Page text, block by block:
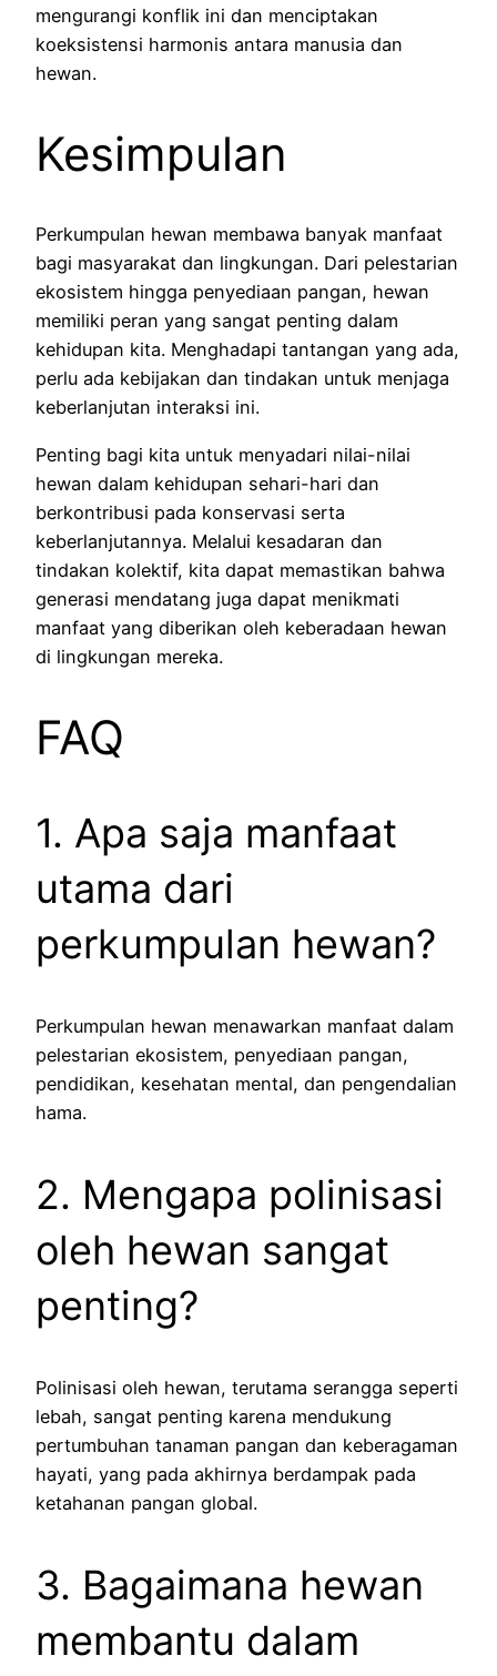
mengurangi konflik ini dan menciptakan
koeksistensi harmonis antara manusia dan
hewan.
Kesimpulan
Perkumpulan hewan membawa banyak manfaat
bagi masyarakat dan lingkungan. Dari pelestarian
ekosistem hingga penyediaan pangan, hewan
memiliki peran yang sangat penting dalam
kehidupan kita. Menghadapi tantangan yang ada,
perlu ada kebijakan dan tindakan untuk menjaga
keberlanjutan interaksi ini.
Penting bagi kita untuk menyadari nilai-nilai
hewan dalam kehidupan sehari-hari dan
berkontribusi pada konservasi serta
keberlanjutannya. Melalui kesadaran dan
tindakan kolektif, kita dapat memastikan bahwa
generasi mendatang juga dapat menikmati
manfaat yang diberikan oleh keberadaan hewan
di lingkungan mereka.
FAQ
1. Apa saja manfaat
utama dari
perkumpulan hewan?
Perkumpulan hewan menawarkan manfaat dalam
pelestarian ekosistem, penyediaan pangan,
pendidikan, kesehatan mental, dan pengendalian
hama.
2. Mengapa polinisasi
oleh hewan sangat
penting?
Polinisasi oleh hewan, terutama serangga seperti
lebah, sangat penting karena mendukung
pertumbuhan tanaman pangan dan keberagaman
hayati, yang pada akhirnya berdampak pada
ketahanan pangan global.
3. Bagaimana hewan
membantu dalam